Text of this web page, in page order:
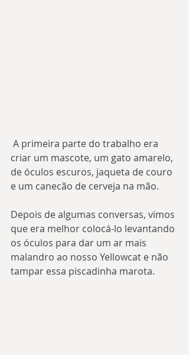
criar um mascote, um gato amarelo,
de óculos escuros, jaqueta de couro
e um canecão de cerveja na mão.
Depois de algumas conversas, vimos
que era melhor colocá-lo levantando
os óculos para dar um ar mais
malandro ao nosso Yellowcat e não
tampar essa piscadinha marota.